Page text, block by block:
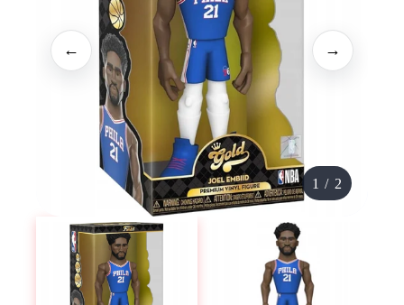
← →
1 / 2